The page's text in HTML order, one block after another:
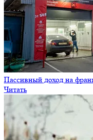
Пассивный доход на
Читать